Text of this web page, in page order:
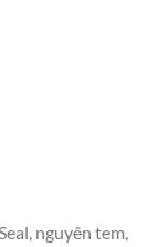
nguyên tem,